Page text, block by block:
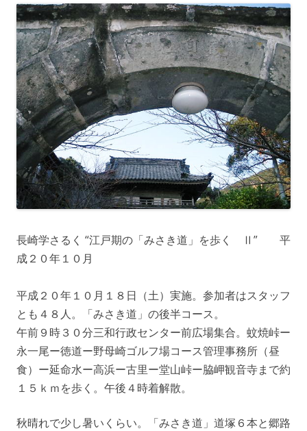
長崎学さるく “江戸期の「みさき道」を歩く Ⅱ” 平
成２０年１０月
平成２０年１０月１８日（土）実施。参加者はスタッフ
とも４８人。「みさき道」の後半コース。
午前９時３０分三和行政センター前広場集合。蚊焼峠ー
永一尾ー徳道ー野母崎ゴルフ場コース管理事務所（昼
食）ー延命水ー高浜ー古里ー堂山峠ー脇岬観音寺まで約
１５ｋｍを歩く。午後４時着解散。
秋晴れで少し暑いくらい。「みさき道」道塚６本と郷路